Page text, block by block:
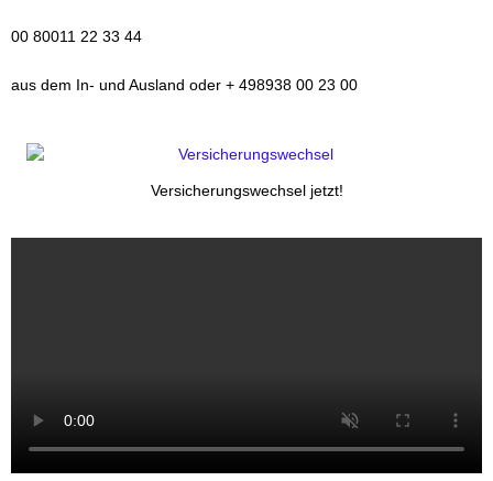
00 80011 22 33 44
aus dem In- und Ausland oder + 498938 00 23 00
Versicherungswechsel jetzt!